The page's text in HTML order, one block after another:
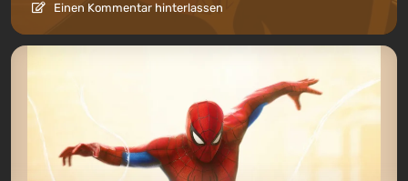
Einen Kommentar hinterlassen